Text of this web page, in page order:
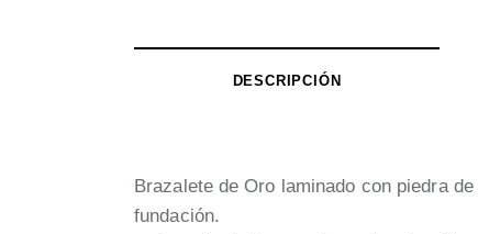
DESCRIPCIÓN
Brazalete de Oro laminado con piedra de
fundación.